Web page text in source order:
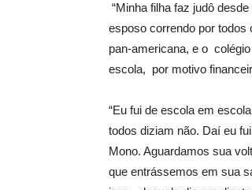
“Minha filha faz judô
esposo correndo por
pan-americana, e o
escola, por motivo
“Eu fui de escola em
todos diziam não. Daí eu
Mono. Aguardamos sua
que entrássemos em sua